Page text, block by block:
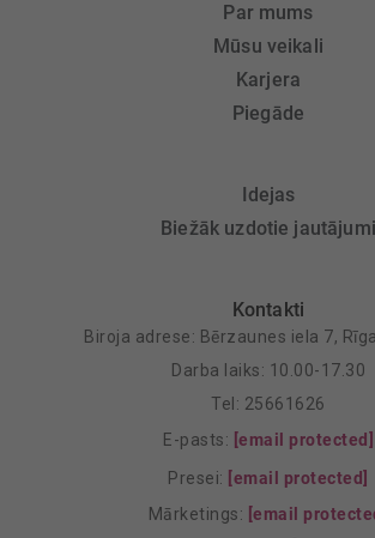
Par mums
Mūsu veikali
Karjera
Piegāde
Idejas
Biežāk uzdotie jautājumi
Kontakti
Biroja adrese: Bērzaunes iela 7,
Darba laiks: 10.00-17.30
Tel: 25661626
E-pasts: [email protected]
Presei: [email protected]
Mārketings: [email